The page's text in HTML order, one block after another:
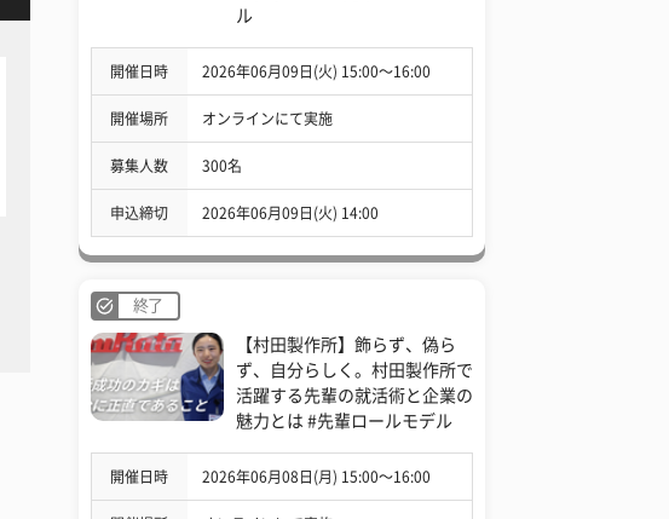
ル
開催日時 2026年06月09日(火) 15:00〜16:00
開催場所 オンラインにて実施
募集人数 300名
申込締切 2026年06月09日(火) 14:00
終了
【村田製作所】飾らず、偽ら
ず、自分らしく。村田製作所で
活躍する先輩の就活術と企業の
魅力とは #先輩ロールモデル
開催日時 2026年06月08日(月) 15:00〜16:00